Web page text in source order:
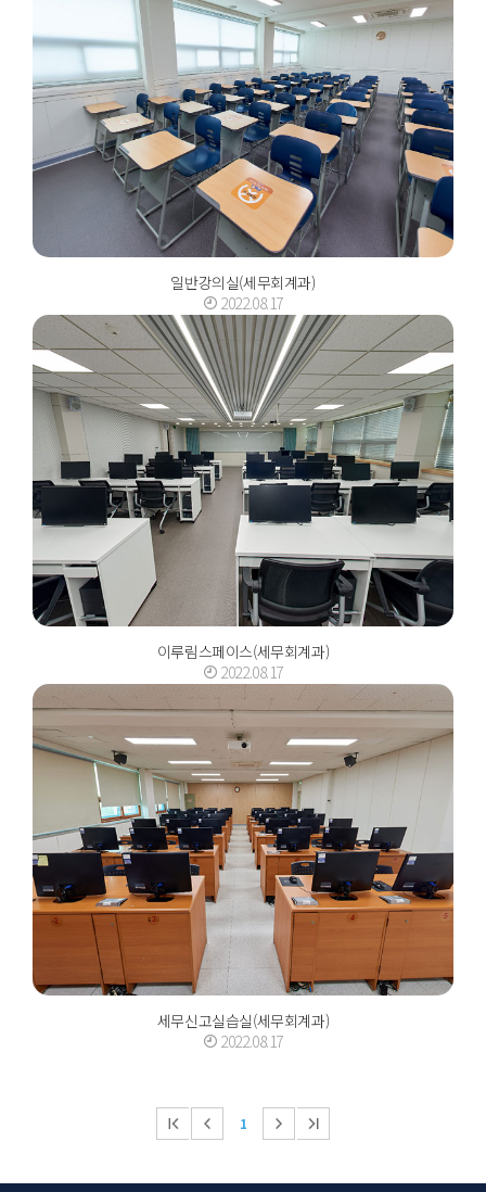
일반강의실(세무회계과)
2022.08.17
이루림스페이스(세무회계과)
2022.08.17
세무신고실습실(세무회계과)
2022.08.17
1